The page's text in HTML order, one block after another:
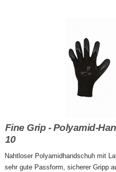
Fine Grip - Polyamid-
10
Nahtloser Polyamidhandschuh mit
sehr gute Passform, sicherer Gripp